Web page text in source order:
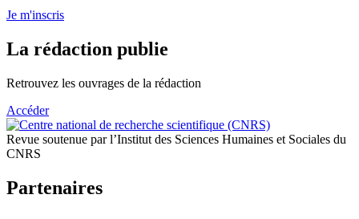
Je m'inscris
La rédaction publie
Retrouvez les ouvrages de la rédaction
Accéder
Revue soutenue par l’Institut des Sciences Humaines et Sociales du
CNRS
Partenaires